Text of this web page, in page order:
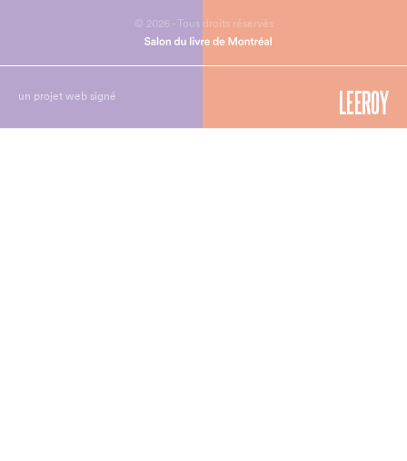
© 2026 - Tous droits réservés
un projet web signé